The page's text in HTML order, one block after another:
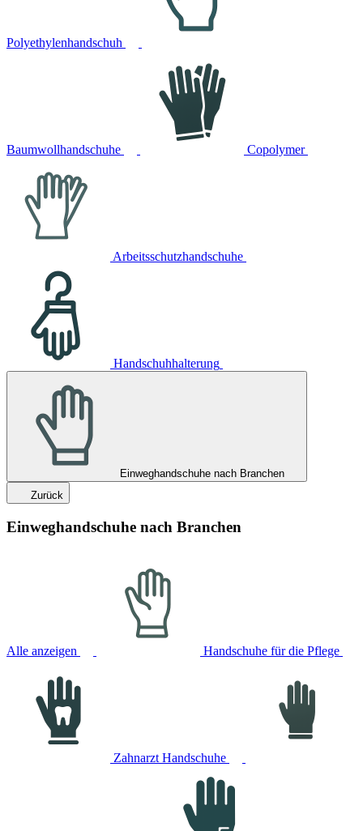
Polyethylenhandschuh
Baumwollhandschuhe Copolymer
Arbeitsschutzhandschuhe
Handschuhhalterung
Einweghandschuhe nach Branchen
Zurück
Einweghandschuhe nach Branchen
Alle anzeigen Handschuhe für die Pflege
Zahnarzt Handschuhe